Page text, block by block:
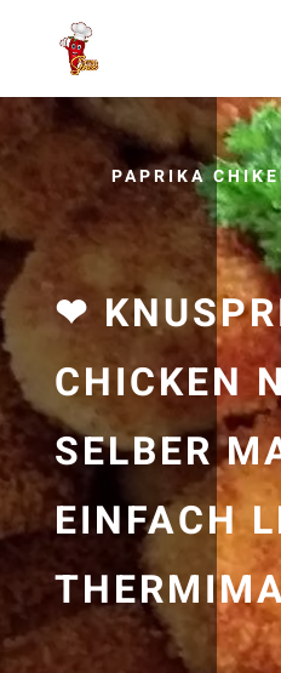
PAPRIKA
❤
CHICKEN
SELBER
EINFACH